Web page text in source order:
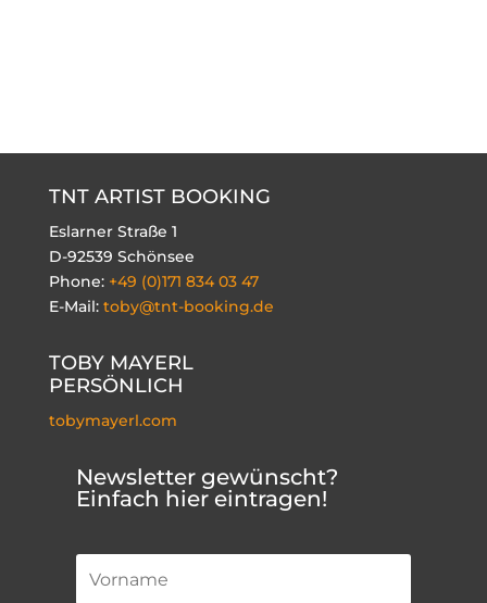
TNT ARTIST BOOKING
Eslarner Straße 1
D-92539 Schönsee
Phone: +49 (0)171 834 03 47
E-Mail: toby@tnt-booking.de
TOBY MAYERL
PERSÖNLICH
tobymayerl.com
Newsletter gewünscht?
Einfach hier eintragen!